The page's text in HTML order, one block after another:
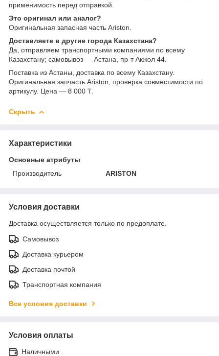
применимость перед отправкой.
Это оригинал или аналог?
Оригинальная запасная часть Ariston.
Доставляете в другие города Казахстана?
Да, отправляем транспортными компаниями по всему
Казахстану; самовывоз — Астана, пр-т Акжол 44.
Поставка из Астаны, доставка по всему Казахстану.
Оригинальная запчасть Ariston, проверка совместимости по
артикулу. Цена — 8 000 ₸.
Скрыть
Характеристики
Основные атрибуты
Производитель
ARISTON
Условия доставки
Доставка осуществляется только по предоплате.
Самовывоз
Доставка курьером
Доставка почтой
Транспортная компания
Все условия доставки
Условия оплаты
Наличными